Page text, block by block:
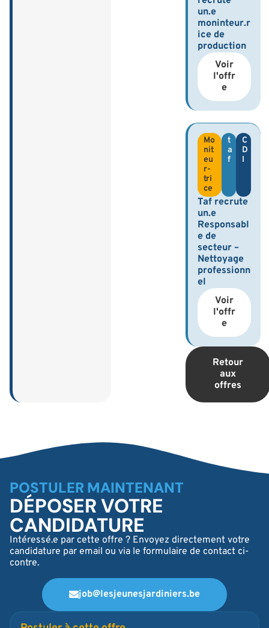
un.e
moninteur.r
ice de
production
Voir
l'offr
e
Mo
nit
eu
r-
tri
ce
t
a
f
C
D
I
Taf recrute
un.e
Responsabl
e de
secteur –
Nettoyage
professionn
el
Voir
l'offr
e
Retour
aux
offres
POSTULER MAINTENANT
DÉPOSER VOTRE
CANDIDATURE
Intéressé.e par cette offre ? Envoyez directement votre
candidature par email ou via le formulaire de contact ci-
contre.
job@lesjeunesjardiniers.be